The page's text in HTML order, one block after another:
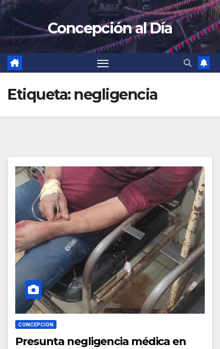
Concepción al Día
Etiqueta: negligencia
CONCEPCIÓN
Presunta negligencia médica en